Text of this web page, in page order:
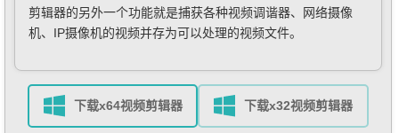
剪辑器的另外一个功能就是捕获各种视频调谐器、网络摄像
机、IP摄像机的视频并存为可以处理的视频文件。
下载x64视频剪辑器 下载x32视频剪辑器